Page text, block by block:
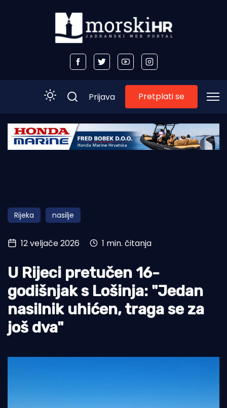
Početna
Obala
Otoci
Turizam i nautika
Pomorstvo
Ribolov
Ekologija
Tradicija i kultura
Prijava Pretplati se
Rijeka nasilje
12 veljače 2026 1 min. čitanja
U Rijeci pretučen 16-
godišnjak s Lošinja: "Jedan
nasilnik uhićen, traga se za
još dva"